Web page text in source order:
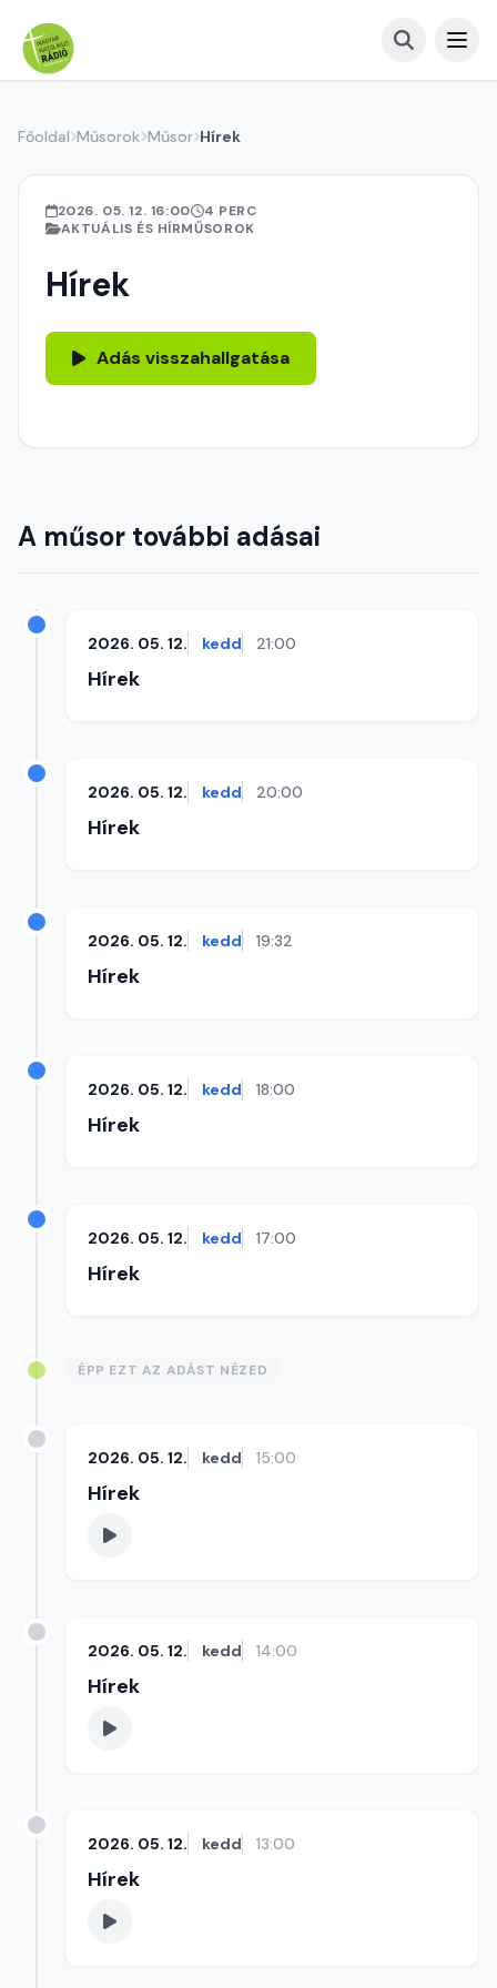
Főoldal Műsorok Műsor Hírek
2026. 05. 12. 16:00
4 PERC
AKTUÁLIS ÉS HÍRMŰSOROK
Hírek
Adás visszahallgatása
A műsor további adásai
2026. 05. 12. kedd 21:00
Hírek
2026. 05. 12. kedd 20:00
Hírek
2026. 05. 12. kedd 19:32
Hírek
2026. 05. 12. kedd 18:00
Hírek
2026. 05. 12. kedd 17:00
Hírek
ÉPP EZT AZ ADÁST NÉZED
2026. 05. 12. kedd 15:00
Hírek
2026. 05. 12. kedd 14:00
Hírek
2026. 05. 12. kedd 13:00
Hírek